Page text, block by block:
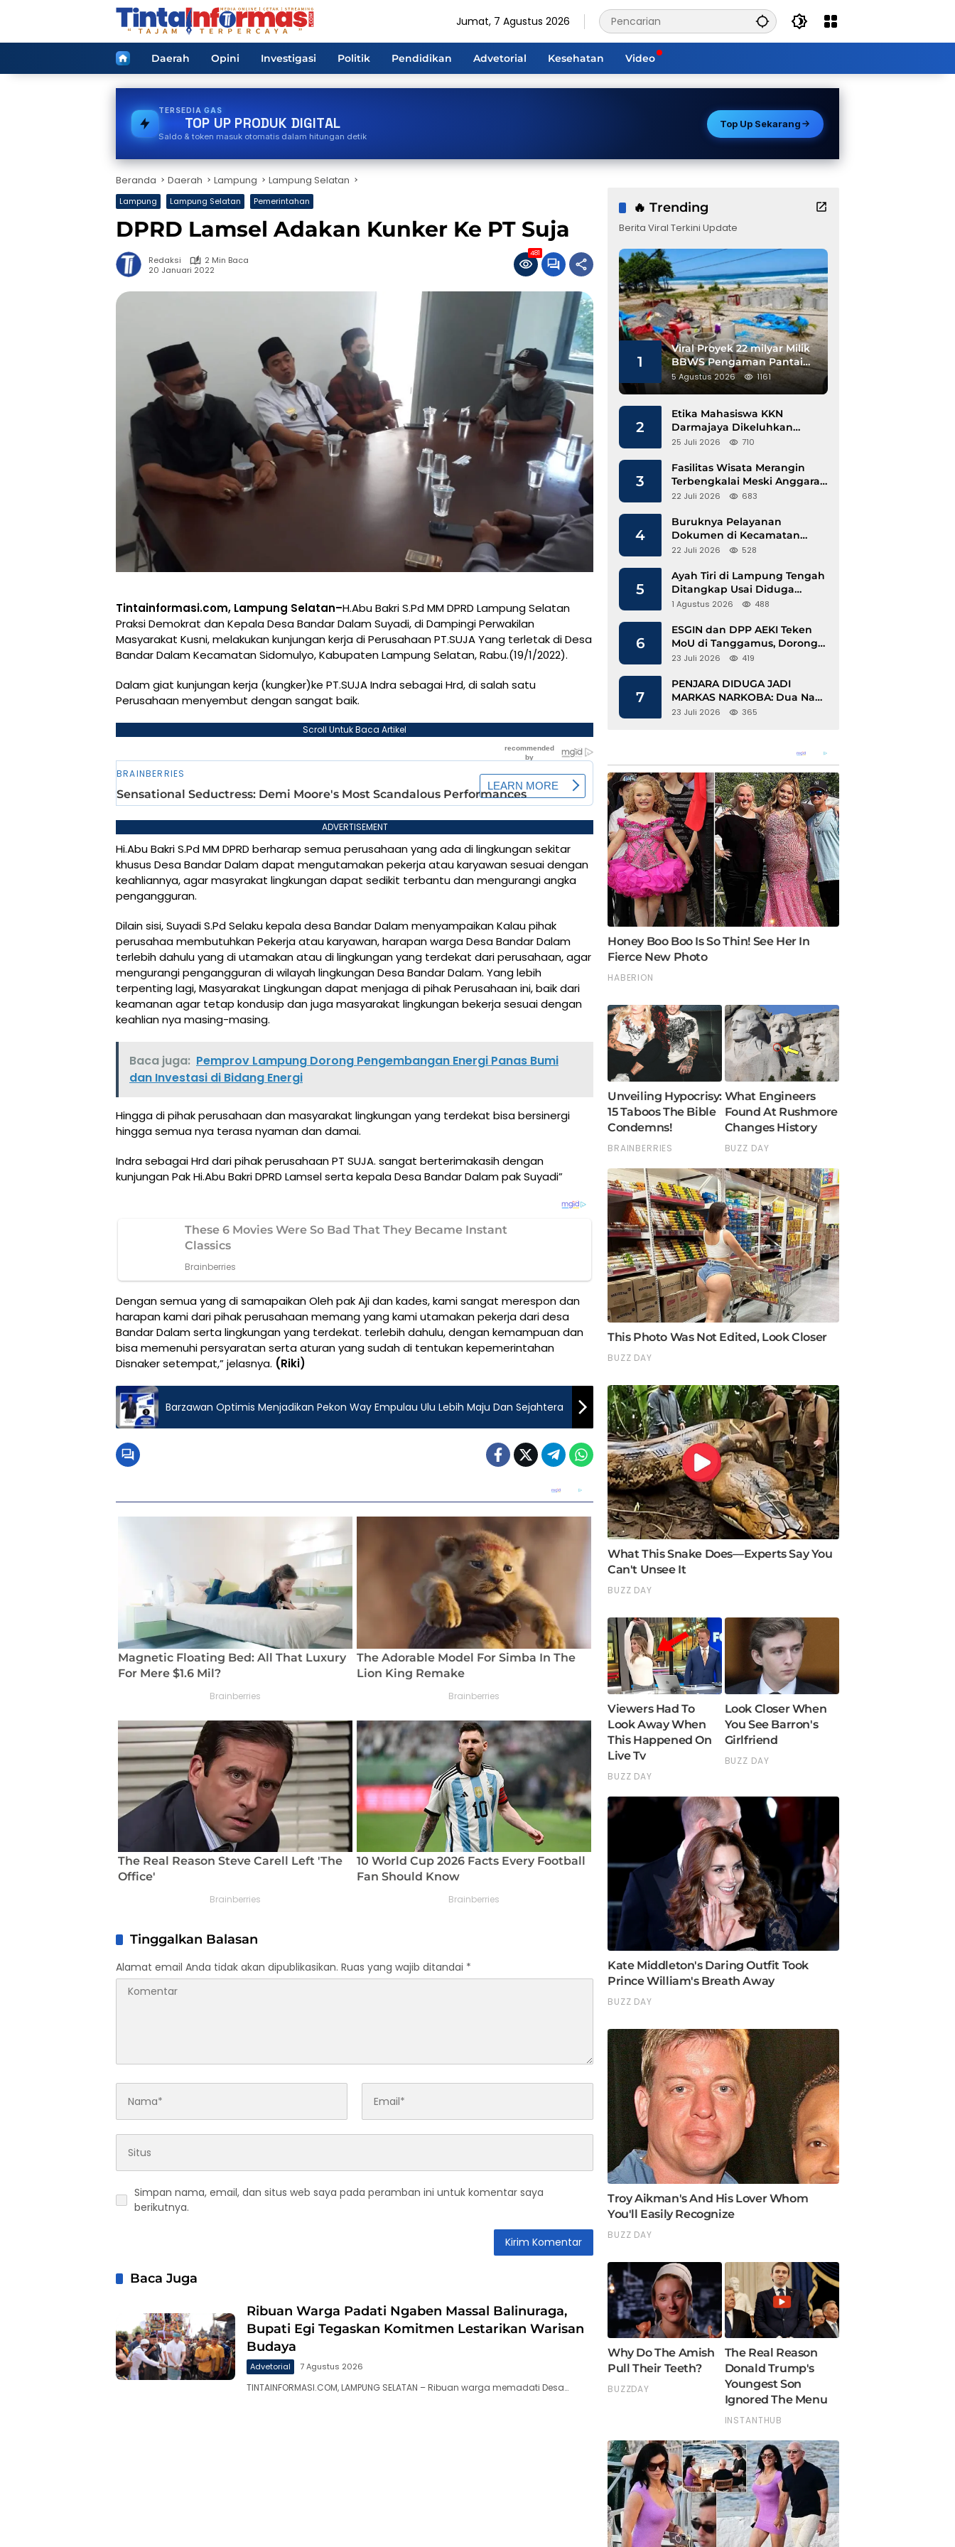
Jumat, 7 Agustus 2026
HomeDaerah Opini Investigasi Politik Pendidikan Advetorial Kesehatan Video
TERSEDIA VOUCHER GAME
TOP UP PRODUK DIGITAL
Saldo & token masuk otomatis dalam hitungan detik
Top Up Sekarang
Beranda Daerah Lampung Lampung Selatan
Lampung Lampung Selatan Pemerintahan
DPRD Lamsel Adakan Kunker Ke PT Suja
Redaksi
2 Min Baca
20 Januari 2022
481
Tintainformasi.com, Lampung Selatan–H.Abu Bakri S.Pd MM DPRD Lampung Selatan
Praksi Demokrat dan Kepala Desa Bandar Dalam Suyadi, di Dampingi Perwakilan
Masyarakat Kusni, melakukan kunjungan kerja di Perusahaan PT.SUJA Yang terletak di Desa
Bandar Dalam Kecamatan Sidomulyo, Kabupaten Lampung Selatan, Rabu.(19/1/2022).
Dalam giat kunjungan kerja (kungker)ke PT.SUJA Indra sebagai Hrd, di salah satu
Perusahaan menyembut dengan sangat baik.
Scroll Untuk Baca Artikel
ADVERTISEMENT
Hi.Abu Bakri S.Pd MM DPRD berharap semua perusahaan yang ada di lingkungan sekitar
khusus Desa Bandar Dalam dapat mengutamakan pekerja atau karyawan sesuai dengan
keahliannya, agar masyrakat lingkungan dapat sedikit terbantu dan mengurangi angka
pengangguran.
Dilain sisi, Suyadi S.Pd Selaku kepala desa Bandar Dalam menyampaikan Kalau pihak
perusahaa membutuhkan Pekerja atau karyawan, harapan warga Desa Bandar Dalam
terlebih dahulu yang di utamakan atau di lingkungan yang terdekat dari perusahaan, agar
mengurangi pengangguran di wilayah lingkungan Desa Bandar Dalam. Yang lebih
terpenting lagi, Masyarakat Lingkungan dapat menjaga di pihak Perusahaan ini, baik dari
keamanan agar tetap kondusip dan juga masyarakat lingkungan bekerja sesuai dengan
keahlian nya masing-masing.
Baca juga: Pemprov Lampung Dorong Pengembangan Energi Panas Bumi
dan Investasi di Bidang Energi
Hingga di pihak perusahaan dan masyarakat lingkungan yang terdekat bisa bersinergi
hingga semua nya terasa nyaman dan damai.
Indra sebagai Hrd dari pihak perusahaan PT SUJA. sangat berterimakasih dengan
kunjungan Pak Hi.Abu Bakri DPRD Lamsel serta kepala Desa Bandar Dalam pak Suyadi”
Dengan semua yang di samapaikan Oleh pak Aji dan kades, kami sangat merespon dan
harapan kami dari pihak perusahaan memang yang kami utamakan pekerja dari desa
Bandar Dalam serta lingkungan yang terdekat. terlebih dahulu, dengan kemampuan dan
bisa memenuhi persyaratan serta aturan yang sudah di tentukan kepemerintahan
Disnaker setempat,” jelasnya. (Riki)
Barzawan Optimis Menjadikan Pekon Way Empulau Ulu Lebih Maju Dan Sejahtera
Tinggalkan Balasan
Alamat email Anda tidak akan dipublikasikan. Ruas yang wajib ditandai *
Simpan nama, email, dan situs web saya pada peramban ini untuk komentar saya
berikutnya.
Baca Juga
Ribuan Warga Padati Ngaben Massal Balinuraga,
Bupati Egi Tegaskan Komitmen Lestarikan Warisan
Budaya
Advetorial 7 Agustus 2026
TINTAINFORMASI.COM, LAMPUNG SELATAN – Ribuan warga memadati Desa…
🔥 Trending
Berita Viral Terkini Update
1
Viral Proyek 22 milyar Milik
BBWS Pengaman Pantai
Pesisir Barat Diduga
Gunakan Besi Banci
5 Agustus 2026 1161
2
Etika Mahasiswa KKN
Darmajaya Dikeluhkan
Kepala Pekon Sinar Jawa
25 Juli 2026 710
3
Fasilitas Wisata Merangin
Terbengkalai Meski Anggaran
Perawatan Terus Mengalir
22 Juli 2026 683
4
Buruknya Pelayanan
Dokumen di Kecamatan
Pangkalan Susu, Kinerja
22 Juli 2026 528
5
Ayah Tiri di Lampung Tengah
Ditangkap Usai Diduga
Hamili Anak di Bawah Umur
1 Agustus 2026 488
6
ESGIN dan DPP AEKI Teken
MoU di Tanggamus, Dorong
Ekonomi Hijau Berbasis Kopi
23 Juli 2026 419
7
PENJARA DIDUGA JADI
MARKAS NARKOBA: Dua Napi
Rajabasa Bebas Gunakan HP,
23 Juli 2026 365